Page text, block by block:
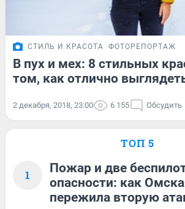
СТИЛЬ И КРАСОТА ФОТОРЕПОРТАЖ
В пух и мех: 8 стильных
том, как отлично
2 декабря, 2018, 23:00 6 155 Обсудить
ТОП 5
1
Пожар и две
опасности: как
пережила вторую